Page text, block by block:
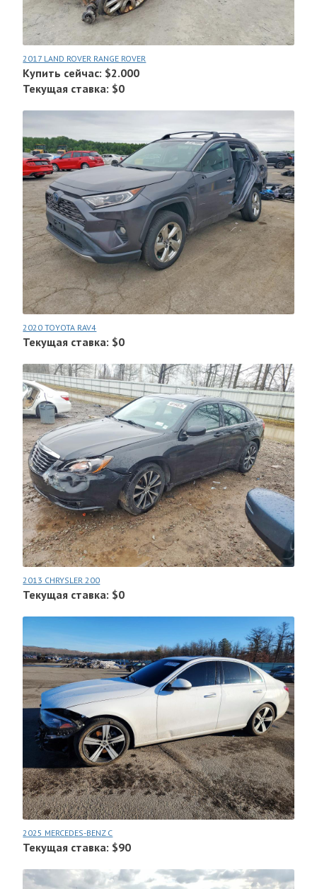
2017 LAND ROVER RANGE ROVER
Купить сейчас: $2.000
Текущая ставка: $0
2020 TOYOTA RAV4
Текущая ставка: $0
2013 CHRYSLER 200
Текущая ставка: $0
2025 MERCEDES-BENZ C
Текущая ставка: $90